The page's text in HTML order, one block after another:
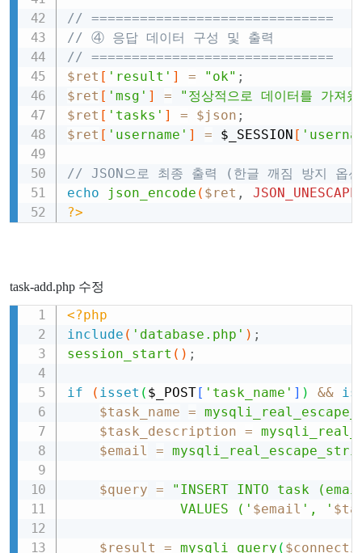
// ==============================
// ④ 응답 데이터 구성 및 출력
// ==============================
$ret [ 'result' ] = "ok" ;
$ret [ 'msg' ] =
"정상적으로 데이터를 가져
$ret [ 'tasks' ] = $json ;
$ret [ 'username' ] = $_SESSION [
// JSON으로 최종 출력 (한글 깨짐 방지 옵
echo
json_encode ( $ret ,
?>
task-add.php 수정
<?php
include ( 'database.php' ) ;
session_start ( ) ;
if ( isset ( $_POST[ 'task_name' ] ) &&
$task_name =
$task_description =
$email
=
$query =
"INSERT INTO task
              VALUES ('
$email ', '
$result = mysqli_query (